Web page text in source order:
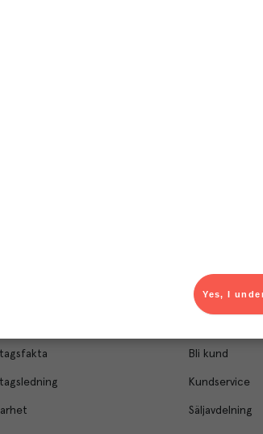
Du som är Menigo-
Bli kund
Kundservice
Säljavdelning
Yes, I